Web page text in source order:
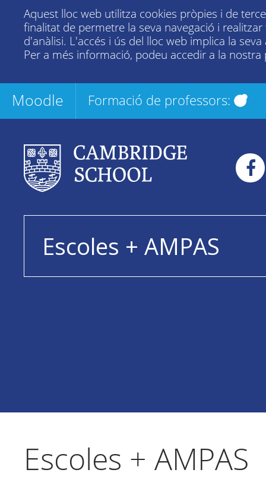
Aquest lloc web utilitza cookies pròpies i de
finalitat de permetre la seva navegació i realitzar
d'anàlisi. L'accés i ús del lloc web implica la seva
Per a més informació, podeu accedir a la nostra
Moodle Formació de professors:
Escoles + AMPAS
Escoles + AMPAS